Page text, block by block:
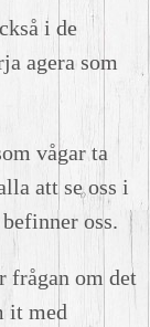
i de
agera som
vågar ta
att se oss i
oss.
frågan om det
it med